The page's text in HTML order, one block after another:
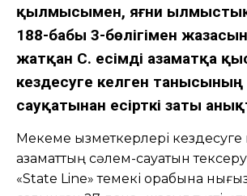
қылмысымен, яғни
188-бабы 3-бөлігімен
жатқан С. есімді азаматқа
кездесуге келген
сауқатынан есірткі заты
Мекеме қызметкерлері кездесуге
азаматтың сәлем-сауқатын
«State Line» темекі қорабына